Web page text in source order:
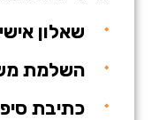
שאלון
השלמת
כתיבת